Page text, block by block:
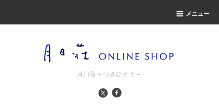
メニュー
月日荘－つきひそう－